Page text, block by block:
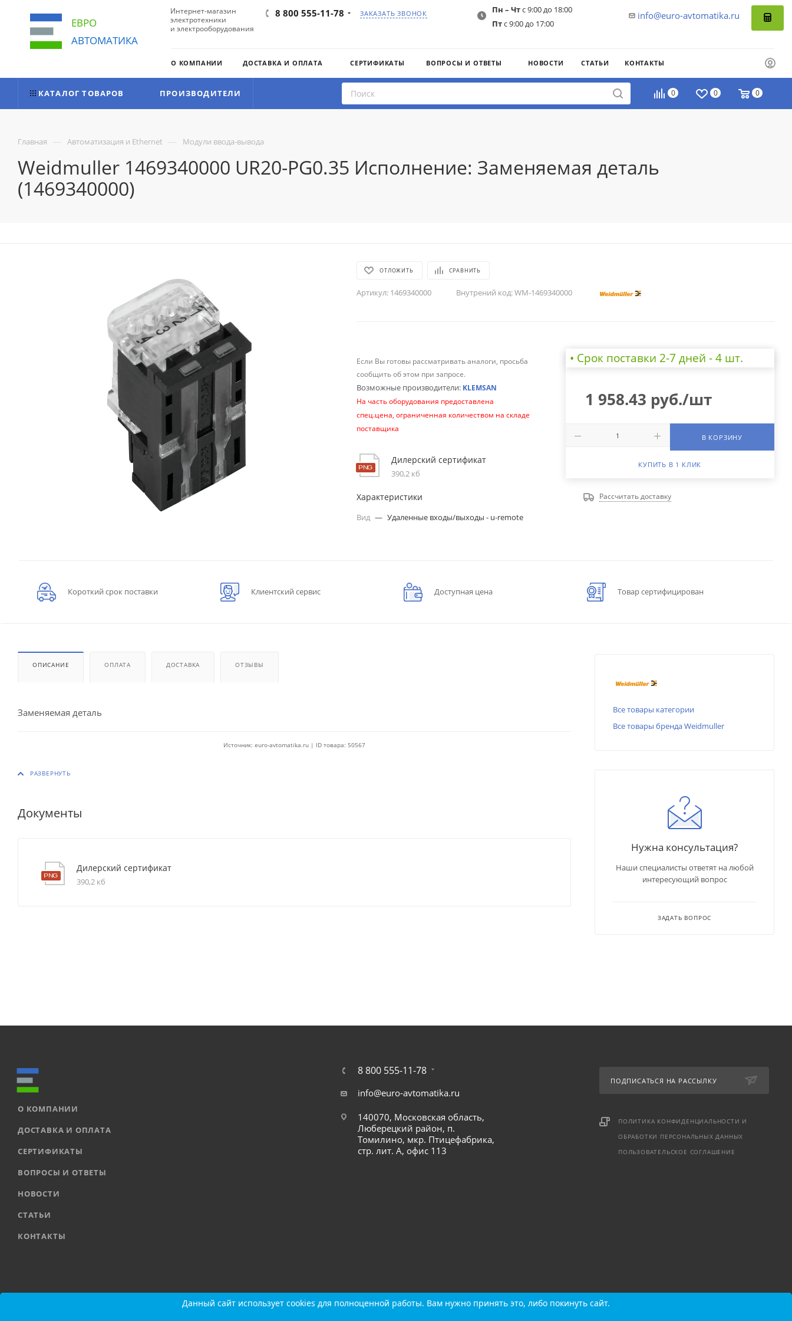
ЕВРО
АВТОМАТИКА
Интернет-магазин
электротехники
и электрооборудования
8 800 555-11-78 ЗАКАЗАТЬ ЗВОНОК info@euro-avtomatika.ru
Пн – Чтс 9:00 до 18:00
Птс 9:00 до 17:00
О КОМПАНИИ ДОСТАВКА И ОПЛАТА СЕРТИФИКАТЫ ВОПРОСЫ И ОТВЕТЫ НОВОСТИ СТАТЬИ КОНТАКТЫ
0 0 0
КАТАЛОГ ТОВАРОВ ПРОИЗВОДИТЕЛИ
Главная — Автоматизация и Ethernet — Модули ввода-вывода
Weidmuller 1469340000 UR20-PG0.35 Исполнение: Заменяемая деталь
(1469340000)
ОТЛОЖИТЬ СРАВНИТЬ
Артикул: 1469340000 Внутрений код:WM-1469340000
Если Вы готовы рассматривать аналоги, просьба
сообщить об этом при запросе.
Возможные производители: KLEMSAN
На часть оборудования предоставлена
спец.цена, ограниченная количеством на складе
поставщика
Дилерский сертификат
390,2 кб
Характеристики
Вид — Удаленные входы/выходы - u-remote
• Cрок поставки 2-7 дней - 4 шт.
1 958.43 руб./шт
В КОРЗИНУ
КУПИТЬ В 1 КЛИК
Рассчитать доставку
Короткий срок поставки Клиентский сервис Доступная цена Товар сертифицирован
ОПИСАНИЕ ОПЛАТА ДОСТАВКА ОТЗЫВЫ
Заменяемая деталь
Источник: euro-avtomatika.ru | ID товара: 50567
Документы
Дилерский сертификат
390,2 кб
Все товары категории
Все товары бренда Weidmuller
Нужна консультация?
Наши специалисты ответят на любой
интересующий вопрос
ЗАДАТЬ ВОПРОС
О КОМПАНИИ
ДОСТАВКА И ОПЛАТА
СЕРТИФИКАТЫ
ВОПРОСЫ И ОТВЕТЫ
НОВОСТИ
СТАТЬИ
КОНТАКТЫ
8 800 555-11-78
info@euro-avtomatika.ru
140070, Московская область,
Люберецкий район, п.
Томилино, мкр. Птицефабрика,
стр. лит. А, офис 113
ПОДПИСАТЬСЯ НА РАССЫЛКУ
ПОЛИТИКА КОНФИДЕНЦИАЛЬНОСТИ И
ОБРАБОТКИ ПЕРСОНАЛЬНЫХ ДАННЫХ
ПОЛЬЗОВАТЕЛЬСКОЕ СОГЛАШЕНИЕ
Карта сайтаДанный сайт использует cookies для полноценной работы. Вам нужно принять это, либо покинуть сайт.